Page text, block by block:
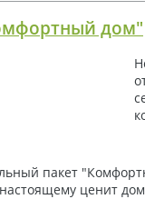
дом"
пакет
настоящему ценит